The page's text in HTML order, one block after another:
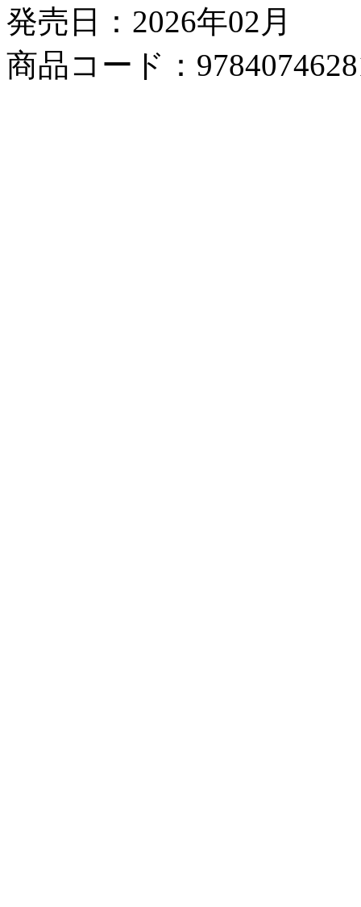
発売日：2026年02月
商品コード：